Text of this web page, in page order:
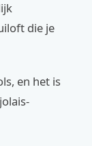
die je
en het is